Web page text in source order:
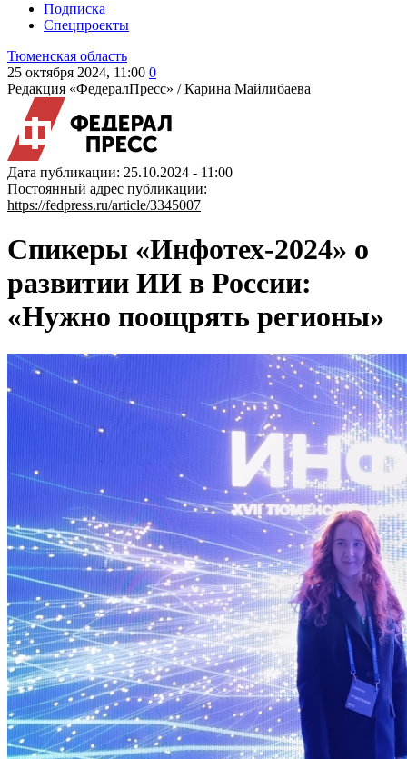
Подписка
Спецпроекты
Тюменская область
25 октября 2024, 11:00 0
Редакция «ФедералПресс» /Карина Майлибаева
Дата публикации: 25.10.2024 - 11:00
Постоянный адрес публикации:
https://fedpress.ru/article/3345007
Спикеры «Инфотех-2024» о
развитии ИИ в России:
«Нужно поощрять регионы»